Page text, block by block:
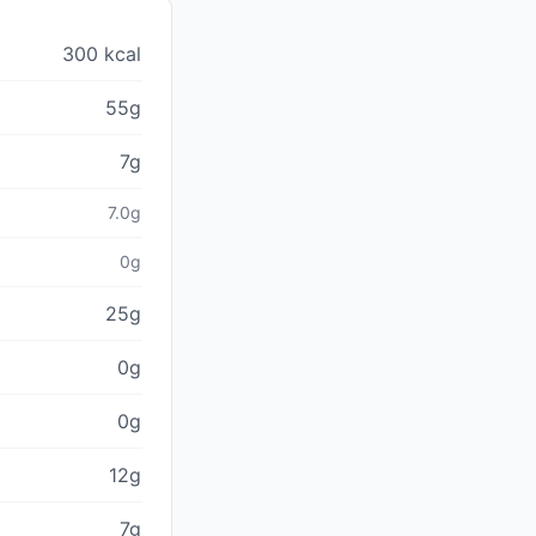
300 kcal
55g
7g
7.0g
0g
25g
0g
0g
12g
7g